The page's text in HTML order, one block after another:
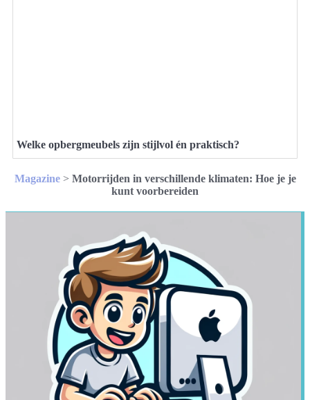
Welke opbergmeubels zijn stijlvol én praktisch?
Magazine> Motorrijden in verschillende klimaten: Hoe je je
kunt voorbereiden